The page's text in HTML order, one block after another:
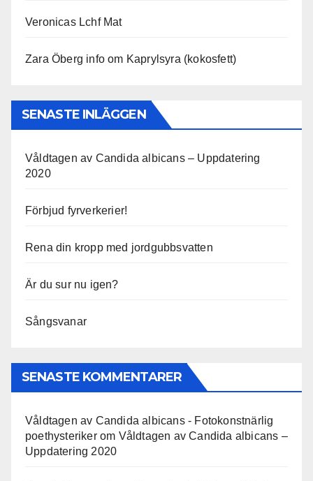
Veronicas Lchf Mat
Zara Öberg info om Kaprylsyra (kokosfett)
SENASTE INLÄGGEN
Våldtagen av Candida albicans – Uppdatering
2020
Förbjud fyrverkerier!
Rena din kropp med jordgubbsvatten
Är du sur nu igen?
Sångsvanar
SENASTE KOMMENTARER
Våldtagen av Candida albicans - Fotokonstnärlig
poethysterikerom Våldtagen av Candida albicans –
Uppdatering 2020